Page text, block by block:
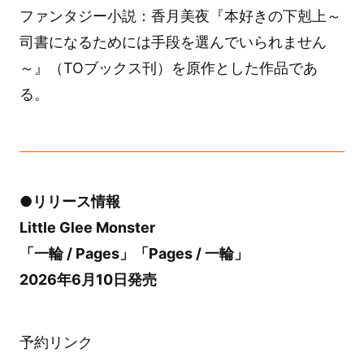
ファンタジー小説：香月美夜『本好きの下剋上～
司書になるためには手段を選んでいられません
～』（TOブックス刊）を原作とした作品であ
る。
●リリース情報
Little Glee Monster
「一輪 / Pages」「Pages / 一輪」
2026年6月10日発売
予約リンク